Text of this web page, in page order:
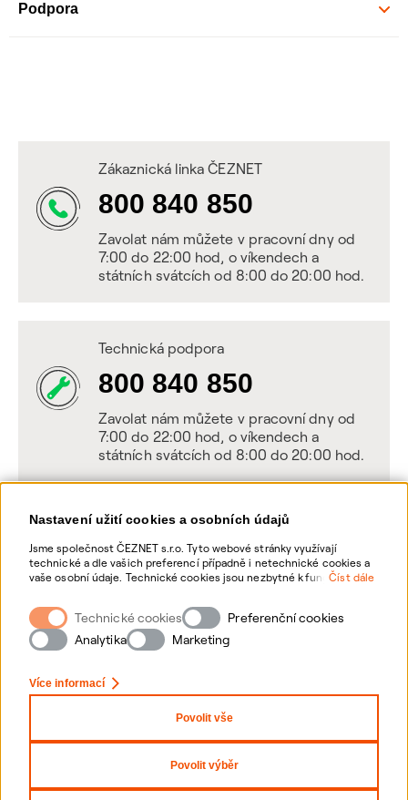
Nastavení užití cookies a osobních údajů
Jsme společnost ČEZNET s.r.o. Tyto webové stránky využívají
technické a dle vašich preferencí případně i netechnické cookies a
vaše osobní údaje. Technické cookies jsou nezbytné k fungování
webové stránky vašim preferencím, k personalizaci reklam a
analytice. Pro sběr a zpracování netechnických cookies a vašich
osobních údajů, nám můžete udělit souhlas. Bližší informace o
vašich právech, zpracování osobních údajů, včetně možnosti
Číst dále
Technické cookies
Preferenční cookies
Analytika
Marketing
Více informací
Povolit vše
Povolit výběr
Podpora
Zákaznická linka ČEZNET
800 840 850
Zavolat nám můžete v pracovní dny od
7:00 do 22:00 hod, o víkendech a
státních svátcích od 8:00 do 20:00 hod.
Technická podpora
800 840 850
Zavolat nám můžete v pracovní dny od
7:00 do 22:00 hod, o víkendech a
státních svátcích od 8:00 do 20:00 hod.
Napište nám
POSLAT VZKAZ
Zanechte nám vzkaz online, my se vám
ozveme zpět
Ochrana osobních údajů